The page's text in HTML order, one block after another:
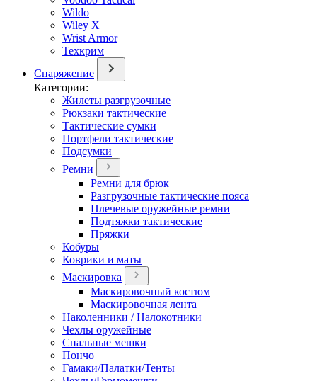
Wildo
Wiley X
Wrist Armor
Техкрим
Снаряжение
Категории:
Жилеты разгрузочные
Рюкзаки тактические
Тактические сумки
Портфели тактические
Подсумки
Ремни
Ремни для брюк
Разгрузочные тактические пояса
Плечевые оружейные ремни
Подтяжки тактические
Пряжки
Кобуры
Коврики и маты
Маскировка
Маскировочный костюм
Маскировочная лента
Наколенники / Налокотники
Чехлы оружейные
Спальные мешки
Пончо
Гамаки/Палатки/Тенты